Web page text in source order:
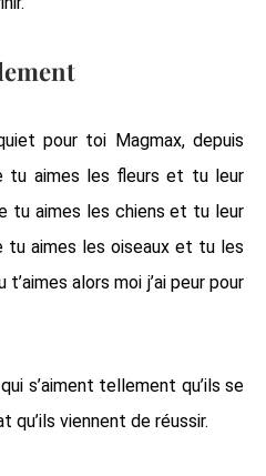
pour toi Magmax, depuis
tu aimes les fleurs et tu leur
tu aimes les chiens et tu leur
tu aimes les oiseaux et tu les
alors moi j’ai peur pour
s’aiment tellement qu’ils se
qu’ils viennent de réussir.